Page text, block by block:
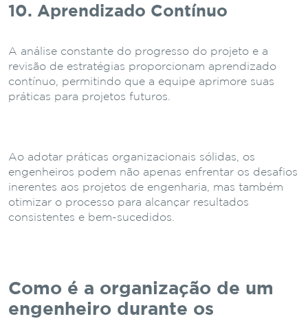
10. Aprendizado Contínuo
A análise constante do progresso do projeto e a
revisão de estratégias proporcionam aprendizado
contínuo, permitindo que a equipe aprimore suas
práticas para projetos futuros.
Ao adotar práticas organizacionais sólidas, os
engenheiros podem não apenas enfrentar os desafios
inerentes aos projetos de engenharia, mas também
otimizar o processo para alcançar resultados
consistentes e bem-sucedidos.
Como é a organização de um
engenheiro durante os